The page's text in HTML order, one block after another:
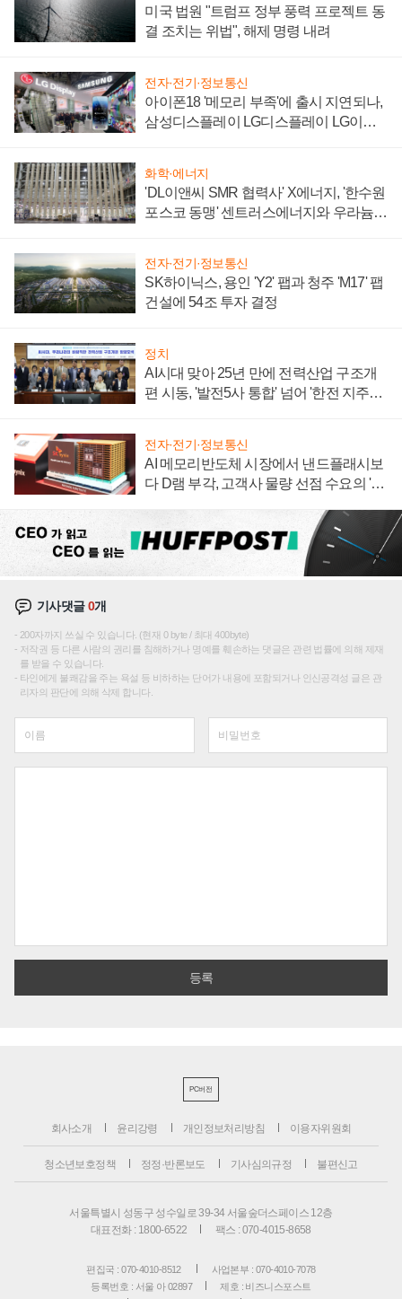
미국 법원 "트럼프 정부 풍력 프로젝트 동
결 조치는 위법", 해제 명령 내려
전자·전기·정보통신
아이폰18 '메모리 부족'에 출시 지연되나,
삼성디스플레이 LG디스플레이 LG이노
화학·에너지
'DL이앤씨 SMR 협력사' X에너지, '한수원
포스코 동맹' 센트러스에너지와 우라늄
전자·전기·정보통신
SK하이닉스, 용인 'Y2' 팹과 청주 'M17' 팹
건설에 54조 투자 결정
정치
AI시대 맞아 25년 만에 전력산업 구조개
편 시동, '발전5사 통합' 넘어 '한전 지주사'
전자·전기·정보통신
AI 메모리반도체 시장에서 낸드플래시보
다 D램 부각, 고객사 물량 선점 수요의 '우
기사댓글0개
200자까지 쓰실 수 있습니다. (현재 0 byte / 최대 400byte)
저작권 등 다른 사람의 권리를 침해하거나 명예를 훼손하는 댓글은 관련 법률에 의해 제재
를 받을 수 있습니다.
타인에게 불쾌감을 주는 욕설 등 비하하는 단어가 내용에 포함되거나 인신공격성 글은 관
리자의 판단에 의해 삭제 합니다.
PC버전
회사소개 윤리강령 개인정보처리방침 이용자위원회
청소년보호정책 정정·반론보도 기사심의규정 불편신고
서울특별시 성동구 성수일로 39-34 서울숲더스페이스 12층
대표전화 : 1800-6522
팩스 : 070-4015-8658
편집국 : 070-4010-8512
사업본부 : 070-4010-7078
등록번호 : 서울 아 02897
제호 : 비즈니스포스트